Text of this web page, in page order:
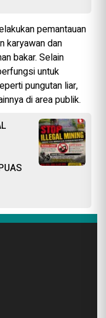
pemantauan
karyawan dan
bakar. Selain
untuk
pungutan liar,
di area publik.